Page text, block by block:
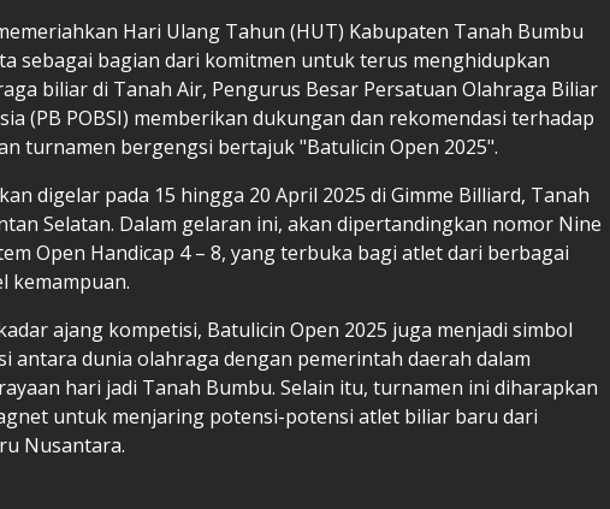
Hari Ulang Tahun (HUT) Kabupaten Tanah Bumbu
sebagai bagian dari komitmen untuk terus menghidupkan
biliar di Tanah Air, Pengurus Besar Persatuan Olahraga Biliar
(PB POBSI) memberikan dukungan dan rekomendasi terhadap
turnamen bergengsi bertajuk "Batulicin Open 2025".
digelar pada 15 hingga 20 April 2025 di Gimme Billiard, Tanah
Selatan. Dalam gelaran ini, akan dipertandingkan nomor Nine
Open Handicap 4 – 8, yang terbuka bagi atlet dari berbagai
kemampuan.
ajang kompetisi, Batulicin Open 2025 juga menjadi simbol
antara dunia olahraga dengan pemerintah daerah dalam
hari jadi Tanah Bumbu. Selain itu, turnamen ini diharapkan
untuk menjaring potensi-potensi atlet biliar baru dari
Nusantara.